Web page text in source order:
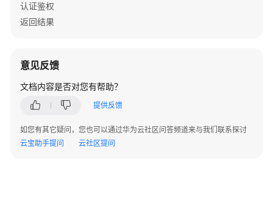
概
述
常
问
题
TLS1.2/TLS1.3
允
认证鉴权
返回结果
意见反馈
文档内容是否对您有帮助？
提供反馈
如您有其它疑问，您也可以通过华为云社区问答频道来与我们联系探讨
云宝助手提问
云社区提问